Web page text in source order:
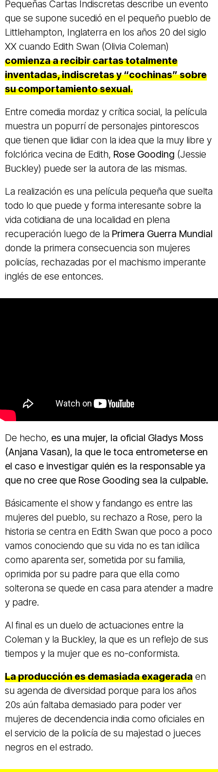
Pequeñas Cartas Indiscretas describe un evento
que se supone sucedió en el pequeño pueblo de
Littlehampton, Inglaterra en los años 20 del siglo
XX cuando Edith Swan (Olivia Coleman)
comienza a recibir cartas totalmente
inventadas, indiscretas y “cochinas” sobre
su comportamiento sexual.
Entre comedia mordaz y crítica social, la película
muestra un popurrí de personajes pintorescos
que tienen que lidiar con la idea que la muy libre y
folclórica vecina de Edith, Rose Gooding (Jessie
Buckley) puede ser la autora de las mismas.
La realización es una película pequeña que suelta
todo lo que puede y forma interesante sobre la
vida cotidiana de una localidad en plena
recuperación luego de la Primera Guerra Mundial
donde la primera consecuencia son mujeres
policías, rechazadas por el machismo imperante
inglés de ese entonces.
De hecho, es una mujer, la oficial Gladys Moss
(Anjana Vasan), la que le toca entrometerse en
el caso e investigar quién es la responsable ya
que no cree que Rose Gooding sea la culpable.
Básicamente el show y fandango es entre las
mujeres del pueblo, su rechazo a Rose, pero la
historia se centra en Edith Swan que poco a poco
vamos conociendo que su vida no es tan idílica
como aparenta ser, sometida por su familia,
oprimida por su padre para que ella como
solterona se quede en casa para atender a madre
y padre.
Al final es un duelo de actuaciones entre la
Coleman y la Buckley, la que es un reflejo de sus
tiempos y la mujer que es no-conformista.
La producción es demasiada exagerada en
su agenda de diversidad porque para los años
20s aún faltaba demasiado para poder ver
mujeres de decendencia india como oficiales en
el servicio de la policía de su majestad o jueces
negros en el estrado.